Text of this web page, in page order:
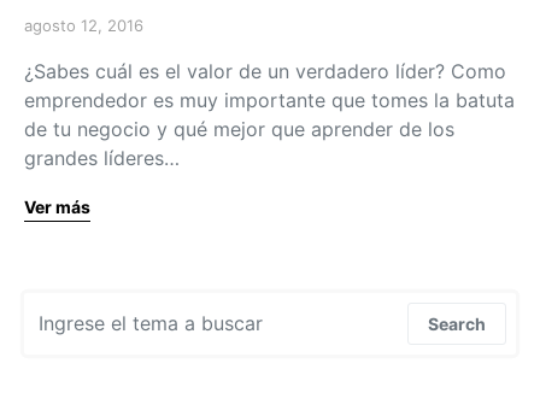
agosto 12, 2016
¿Sabes cuál es el valor de un verdadero líder? Como
emprendedor es muy importante que tomes la batuta
de tu negocio y qué mejor que aprender de los
grandes líderes…
Ver más
Search